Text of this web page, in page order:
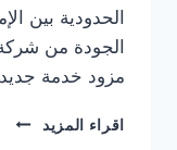
الحدودية بين
الجودة من
مزود خدمة
اقراء المزيد
شركة